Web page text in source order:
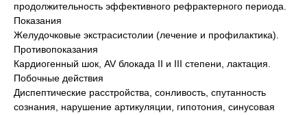
продолжительность эффективного рефрактерного периода.
Показания
Желудочковые экстрасистолии (лечение и профилактика).
Противопоказания
Кардиогенный шок, AV блокада II и III степени, лактация.
Побочные действия
Диспептические расстройства, сонливость, спутанность
сознания, нарушение артикуляции, гипотония, синусовая